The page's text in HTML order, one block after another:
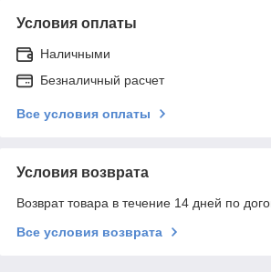
Условия оплаты
Наличными
Безналичный расчет
Все условия оплаты
Условия возврата
Возврат товара в течение 14 дней по
Все условия возврата